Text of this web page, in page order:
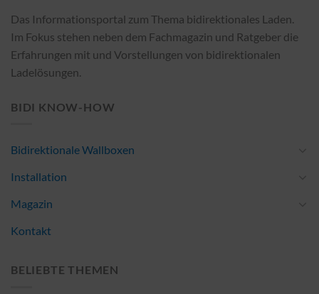
Das Informationsportal zum Thema bidirektionales Laden.
Im Fokus stehen neben dem Fachmagazin und Ratgeber die
Erfahrungen mit und Vorstellungen von bidirektionalen
Ladelösungen.
BIDI KNOW-HOW
Bidirektionale Wallboxen
Installation
Magazin
Kontakt
BELIEBTE THEMEN